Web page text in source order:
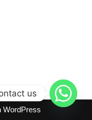
WordPress
us